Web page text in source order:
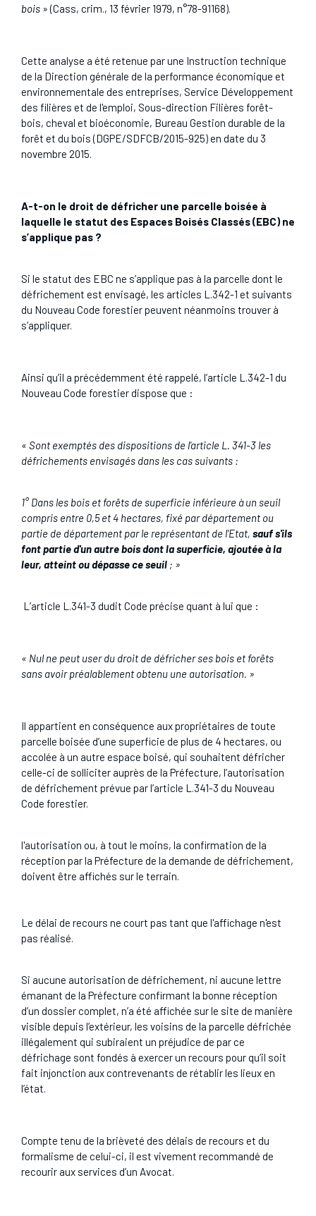
bois» (Cass, crim., 13 février 1979, n°78-91168).
Cette analyse a été retenue par une Instruction technique
de la Direction générale de la performance économique et
environnementale des entreprises, Service Développement
des filières et de l'emploi, Sous-direction Filières forêt-
bois, cheval et bioéconomie, Bureau Gestion durable de la
forêt et du bois (DGPE/SDFCB/2015-925) en date du 3
novembre 2015.
A-t-on le droit de défricher une parcelle boisée à
laquelle le statut des Espaces Boisés Classés (EBC) ne
s’applique pas ?
Si le statut des EBC ne s’applique pas à la parcelle dont le
défrichement est envisagé, les articles L.342-1 et suivants
du Nouveau Code forestier peuvent néanmoins trouver à
s’appliquer.
Ainsi qu’il a précédemment été rappelé, l’article L.342-1 du
Nouveau Code forestier dispose que :
« Sont exemptés des dispositions de l'article L. 341-3 les
défrichements envisagés dans les cas suivants :
1° Dans les bois et forêts de superficie inférieure à un seuil
compris entre 0,5 et 4 hectares, fixé par département ou
partie de département par le représentant de l'Etat, sauf s'ils
font partie d'un autre bois dont la superficie, ajoutée à la
leur, atteint ou dépasse ce seuil ; »
L’article L.341-3 dudit Code précise quant à lui que :
« Nul ne peut user du droit de défricher ses bois et forêts
sans avoir préalablement obtenu une autorisation. »
Il appartient en conséquence aux propriétaires de toute
parcelle boisée d’une superficie de plus de 4 hectares, ou
accolée à un autre espace boisé, qui souhaitent défricher
celle-ci de solliciter auprès de la Préfecture, l’autorisation
de défrichement prévue par l’article L.341-3 du Nouveau
Code forestier.
l'autorisation ou, à tout le moins, la confirmation de la
réception par la Préfecture de la demande de défrichement,
doivent être affichés sur le terrain.
Le délai de recours ne court pas tant que l'affichage n'est
pas réalisé.
Si aucune autorisation de défrichement, ni aucune lettre
émanant de la Préfecture confirmant la bonne réception
d’un dossier complet, n’a été affichée sur le site de manière
visible depuis l’extérieur, les voisins de la parcelle défrichée
illégalement qui subiraient un préjudice de par ce
défrichage sont fondés à exercer un recours pour qu’il soit
fait injonction aux contrevenants de rétablir les lieux en
l’état.
Compte tenu de la brièveté des délais de recours et du
formalisme de celui-ci, il est vivement recommandé de
recourir aux services d’un Avocat.